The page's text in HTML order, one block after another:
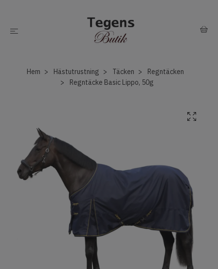
Hem Hästutrustning Täcken
Regntäcken
Regntäcke Basic Lippo, 50g